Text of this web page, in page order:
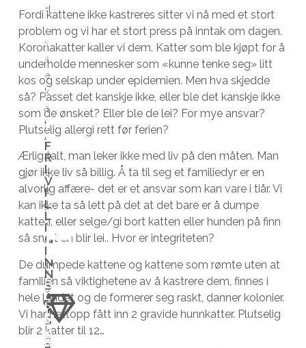
Fordi kattene ikke kastreres sitter vi nå med et stort
problem og vi har et stort press på inntak om dagen.
Koronakatter kaller vi dem. Katter som ble kjøpt for å
underholde mennesker som «kunne tenke seg» litt
kos og selskap under epidemien. Men hva skjedde
så? Passet det kanskje ikke, eller ble det kanskje ikke
som de ønsket? Eller ble de lei? For mye ansvar?
Plutselig allergi rett før ferien?
Ærlig talt, man leker ikke med liv på den måten. Man
gjør ikke liv så billig. Å ta til seg et familiedyr er en
alvorlig affære- det er et ansvar som kan vare i tiår. Vi
kan ikke ta så lett på det at det bare er å dumpe
katten, eller selge/gi bort katten eller hunden på finn
så snart en blir lei.. Hvor er integriteten?
De dumpede kattene og kattene som rømte uten at
familien så viktighetene av å kastrere dem, finnes i
hele landet og de formerer seg raskt, danner kolonier.
Vi har nettopp fått inn 2 gravide hunnkatter. Plutselig
blir 2 katter til 12…
d
s
s
e
k
a
t
t
e
n
e
s
k
a
l
k
u
n
n
e
u
a
t
t
e
n
e
m
u
l
i
g
h
e
t
e
n
t
i
l
F
R
I
V
I
L
L
I
G
I
N
N
S
A
T
S
B
L
I
M
Å
N
S
o
m